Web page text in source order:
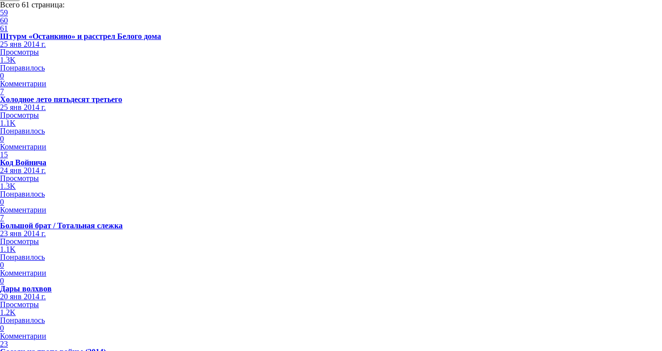
Всего 61 страница:
59
60
61
Штурм «Останкино» и расстрел Белого дома
25 янв 2014 г.
Просмотры
1.3K
Понравилось
0
Комментарии
7
Холодное лето пятьдесят третьего
25 янв 2014 г.
Просмотры
1.1K
Понравилось
0
Комментарии
15
Код Войнича
24 янв 2014 г.
Просмотры
1.3K
Понравилось
0
Комментарии
7
Большой брат / Тотальная слежка
23 янв 2014 г.
Просмотры
1.1K
Понравилось
0
Комментарии
0
Дары волхвов
20 янв 2014 г.
Просмотры
1.2K
Понравилось
0
Комментарии
23